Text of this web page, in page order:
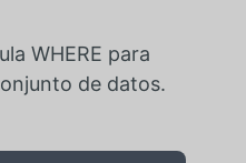
WHERE para
de datos.